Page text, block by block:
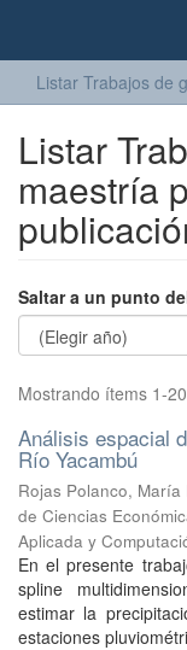
Listar Trabajos de
Listar
maestría
Saltar a un punto
Mostrando ítems 1-
Análisis espacial
Río Yacambú
Rojas Polanco, María
de Ciencias
Aplicada y
En el presente
spline
estimar la
estaciones